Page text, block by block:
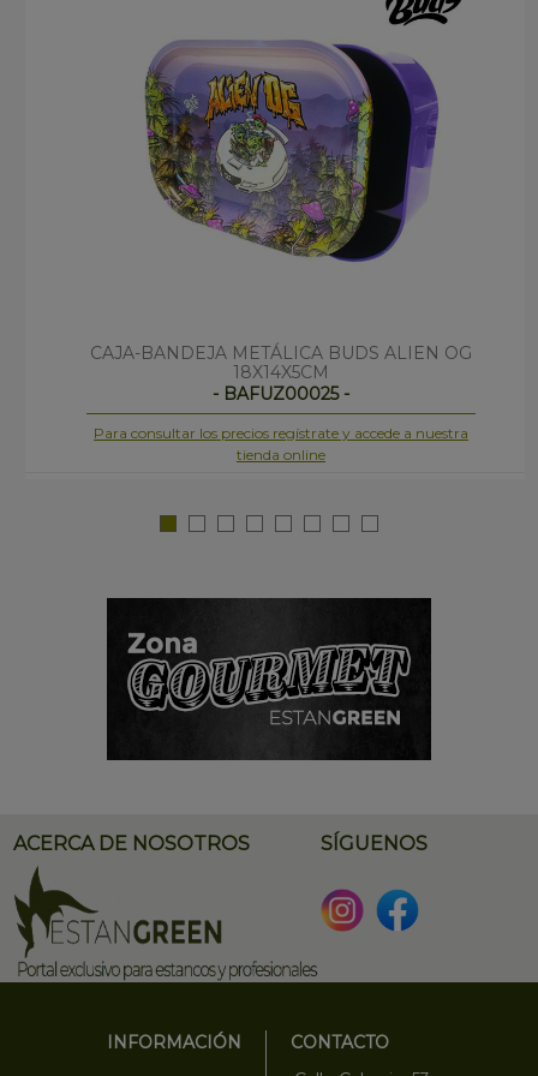
CAJA-BANDEJA METÁLICA BUDS ALIEN OG
18X14X5CM
- BAFUZ00025 -
Para consultar los precios regístrate y accede a nuestra
tienda online
ACERCA DE NOSOTROS SÍGUENOS
INFORMACIÓN
CONTACTO